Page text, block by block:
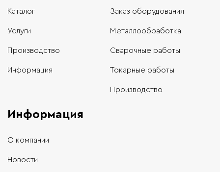
Каталог
Услуги
Производство
Информация
Заказ оборудования
Металлообработка
Сварочные работы
Токарные работы
Производство
Информация
О компании
Новости